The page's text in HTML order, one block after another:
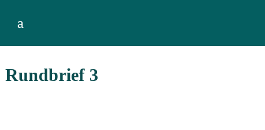
a
Rundbrief 3